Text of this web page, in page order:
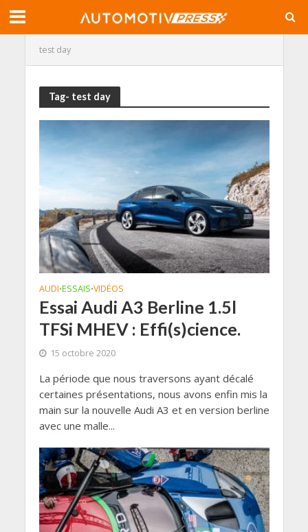
test day
Tag- test day
AUDI•ESSAIS•VIDÉOS
Essai Audi A3 Berline 1.5l
TFSi MHEV : Effi(s)cience.
15 octobre 2020
La période que nous traversons ayant décalé
certaines présentations, nous avons enfin mis la
main sur la nouvelle Audi A3 et en version berline
avec une malle...